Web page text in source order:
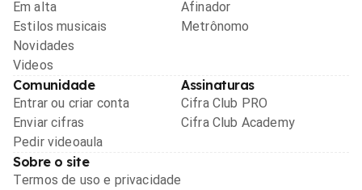
Em alta
Estilos musicais
Novidades
Videos
Afinador
Metrônomo
Comunidade
Entrar ou criar conta
Enviar cifras
Pedir videoaula
Assinaturas
Cifra Club PRO
Cifra Club Academy
Sobre o site
Termos de uso e privacidade